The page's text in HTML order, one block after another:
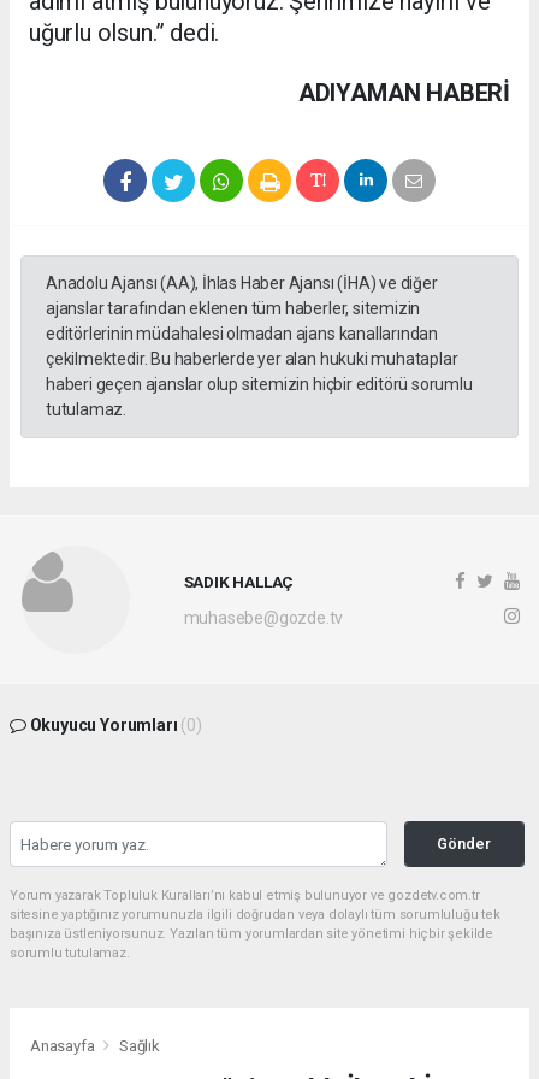
uğurlu olsun.” dedi.
ADIYAMAN HABERİ
Anadolu Ajansı (AA), İhlas Haber Ajansı (İHA) ve diğer
ajanslar tarafından eklenen tüm haberler, sitemizin
editörlerinin müdahalesi olmadan ajans kanallarından
çekilmektedir. Bu haberlerde yer alan hukuki muhataplar
haberi geçen ajanslar olup sitemizin hiçbir editörü sorumlu
tutulamaz.
SADIK HALLAÇ
muhasebe@gozde.tv
Okuyucu Yorumları (0)
Gönder
Yorum yazarak Topluluk Kuralları’nı kabul etmiş bulunuyor ve gozdetv.com.tr
sitesine yaptığınız yorumunuzla ilgili doğrudan veya dolaylı tüm sorumluluğu tek
başınıza üstleniyorsunuz. Yazılan tüm yorumlardan site yönetimi hiçbir şekilde
sorumlu tutulamaz.
Anasayfa Sağlık